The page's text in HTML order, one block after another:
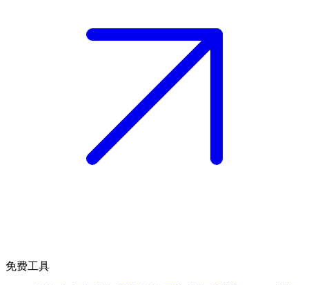
免费工具